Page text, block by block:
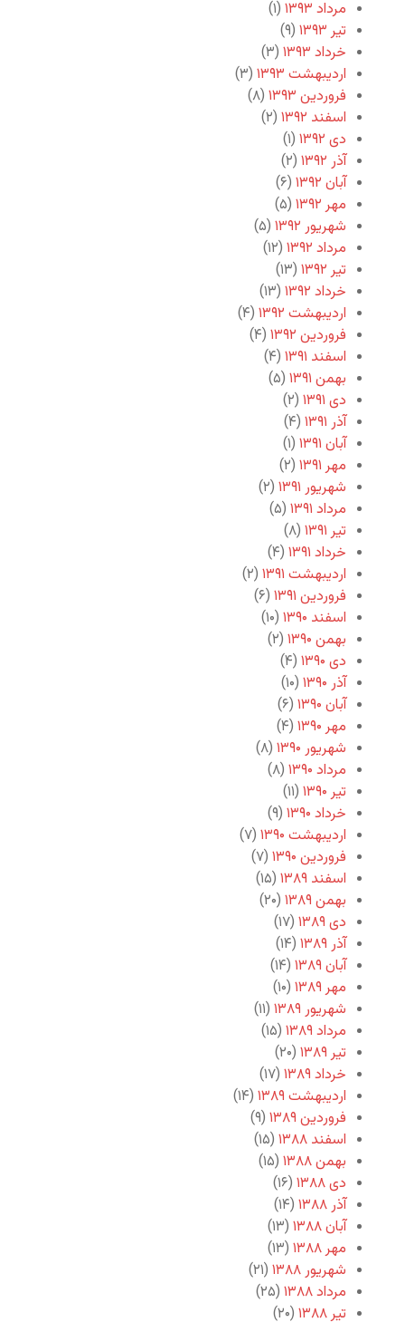
مرداد ۱۳۹۳
(۱)
تیر ۱۳۹۳
(۹)
خرداد ۱۳۹۳
(۳)
اردیبهشت ۱۳۹۳
(۳)
فروردین ۱۳۹۳
(۸)
اسفند ۱۳۹۲
(۲)
دی ۱۳۹۲
(۱)
آذر ۱۳۹۲
(۲)
آبان ۱۳۹۲
(۶)
مهر ۱۳۹۲
(۵)
شهریور ۱۳۹۲
(۵)
مرداد ۱۳۹۲
(۱۲)
تیر ۱۳۹۲
(۱۳)
خرداد ۱۳۹۲
(۱۳)
اردیبهشت ۱۳۹۲
(۴)
فروردین ۱۳۹۲
(۴)
اسفند ۱۳۹۱
(۴)
بهمن ۱۳۹۱
(۵)
دی ۱۳۹۱
(۲)
آذر ۱۳۹۱
(۴)
آبان ۱۳۹۱
(۱)
مهر ۱۳۹۱
(۲)
شهریور ۱۳۹۱
(۲)
مرداد ۱۳۹۱
(۵)
تیر ۱۳۹۱
(۸)
خرداد ۱۳۹۱
(۴)
اردیبهشت ۱۳۹۱
(۲)
فروردین ۱۳۹۱
(۶)
اسفند ۱۳۹۰
(۱۰)
بهمن ۱۳۹۰
(۲)
دی ۱۳۹۰
(۴)
آذر ۱۳۹۰
(۱۰)
آبان ۱۳۹۰
(۶)
مهر ۱۳۹۰
(۴)
شهریور ۱۳۹۰
(۸)
مرداد ۱۳۹۰
(۸)
تیر ۱۳۹۰
(۱۱)
خرداد ۱۳۹۰
(۹)
اردیبهشت ۱۳۹۰
(۷)
فروردین ۱۳۹۰
(۷)
اسفند ۱۳۸۹
(۱۵)
بهمن ۱۳۸۹
(۲۰)
دی ۱۳۸۹
(۱۷)
آذر ۱۳۸۹
(۱۴)
آبان ۱۳۸۹
(۱۴)
مهر ۱۳۸۹
(۱۰)
شهریور ۱۳۸۹
(۱۱)
مرداد ۱۳۸۹
(۱۵)
تیر ۱۳۸۹
(۲۰)
خرداد ۱۳۸۹
(۱۷)
اردیبهشت ۱۳۸۹
(۱۴)
فروردین ۱۳۸۹
(۹)
اسفند ۱۳۸۸
(۱۵)
بهمن ۱۳۸۸
(۱۵)
دی ۱۳۸۸
(۱۶)
آذر ۱۳۸۸
(۱۴)
آبان ۱۳۸۸
(۱۳)
مهر ۱۳۸۸
(۱۳)
شهریور ۱۳۸۸
(۲۱)
مرداد ۱۳۸۸
(۲۵)
تیر ۱۳۸۸
(۲۰)